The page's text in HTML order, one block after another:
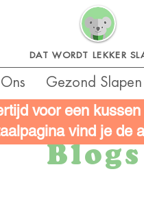
DAT WORDT LEKKER
Gezond Slapen
Blogs
voor een
vind je de